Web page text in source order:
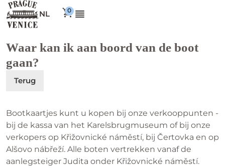
NL
Waar kan ik aan boord van de boot
gaan?
Terug
Bootkaartjes kunt u kopen bij onze verkooppunten -
bij de kassa van het Karelsbrugmuseum of bij onze
verkopers op Křižovnické náměstí, bij Čertovka en op
Alšovo nábřeží. Alle boten vertrekken vanaf de
aanlegsteiger Judita onder Křižovnické náměstí.